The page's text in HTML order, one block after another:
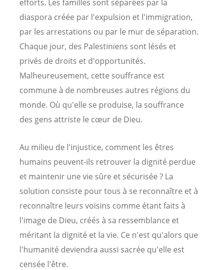
efforts. Les familles sont séparées par la
diaspora créée par l'expulsion et l'immigration,
par les arrestations ou par le mur de séparation.
Chaque jour, des Palestiniens sont lésés et
privés de droits et d'opportunités.
Malheureusement, cette souffrance est
commune à de nombreuses autres régions du
monde. Où qu'elle se produise, la souffrance
des gens attriste le cœur de Dieu.
Au milieu de l'injustice, comment les êtres
humains peuvent-ils retrouver la dignité perdue
et maintenir une vie sûre et sécurisée ? La
solution consiste pour tous à se reconnaître et à
reconnaître leurs voisins comme étant faits à
l'image de Dieu, créés à sa ressemblance et
méritant la dignité et la vie. Ce n'est qu'alors que
l'humanité deviendra aussi sacrée qu'elle est
censée l'être.